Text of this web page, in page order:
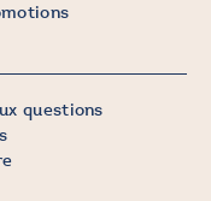
questions